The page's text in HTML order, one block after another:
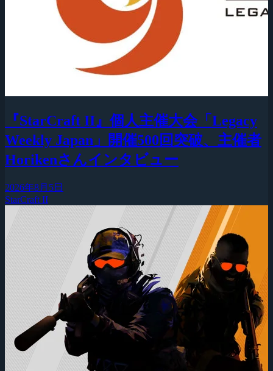
『StarCraft II』個人主催大会「Legacy
Weekly Japan」開催500回突破、主催者
Horikenさんインタビュー
2026年8月5日
StarCraft II